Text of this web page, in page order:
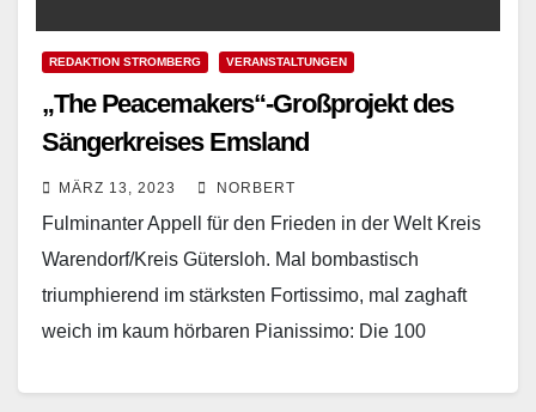
REDAKTION STROMBERG VERANSTALTUNGEN
„The Peacemakers“-Großprojekt des
Sängerkreises Emsland
MÄRZ 13, 2023 NORBERT
Fulminanter Appell für den Frieden in der Welt Kreis
Warendorf/Kreis Gütersloh. Mal bombastisch
triumphierend im stärksten Fortissimo, mal zaghaft
weich im kaum hörbaren Pianissimo: Die 100